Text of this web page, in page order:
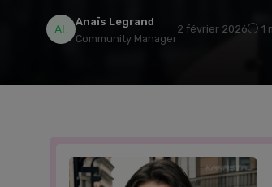
Anaïs Legrand
Community Manager
2 février 2026 1